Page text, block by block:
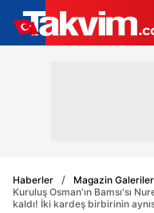
Haberler
Magazin
Kuruluş Osman'ın Bamsı'sı
kaldı! İki kardeş birbirinin